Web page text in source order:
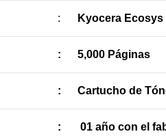
: Kyocera Ecosys
: 5,000 Páginas
: Cartucho de
: 01 año con el